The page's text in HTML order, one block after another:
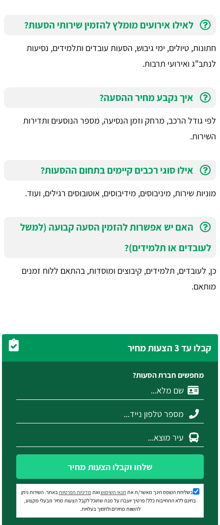
לאילו אירועים מומלץ להזמין שירותי הסעות?
חתונות, טיולים, ימי גיבוש, הסעות עובדים ותלמידים, נסיעות
לנתב"ג ואירועי תרבות.
איך נקבע מחיר ההסעה?
לפי גודל הרכב, מרחק וזמן הנסיעה, מספר הנוסעים ותדירות
השירות.
אילו סוגי רכבים קיימים בתחום ההסעות?
מוניות שירות, מיניבוסים, מידיבוסים, אוטובוסים רגילים, ועוד.
האם יש אפשרות להזמין הסעה קבועה (למשל
לעובדים או תלמידים)?
כן, לעובדים, תלמידים, קיבוצים ומוסדות, בהתאם ללוח זמנים
מותאם.
קבלו עד 3 הצעות מחיר
מחפשים חברת הסעות?
שלחו וקבלו הצעות מחיר
בשליחת הטופס הינך מאשר/ת את תנאי השימושואת מדיניות הפרטיותבאתר. השירות ניתן
בחינם ללא התחייבות כלל! פרטיך יועברו על מנת שתוכל לקבל הצעות מחיר מבעלי מקצוע,
להשוות מחירים ולחסוך בעלויות.